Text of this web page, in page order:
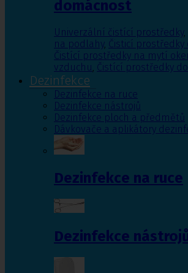
domácnost
Univerzální čistící prostředky,
na podlahy, Čisticí prostředky
Čistící prostředky na mytí
vzduchu, Čistící prostředky
Dezinfekce
Dezinfekce na ruce
Dezinfekce nástrojů
Dezinfekce ploch a předmětů
Dávkovače a aplikátory
Dezinfekce na ruce
Dezinfekce